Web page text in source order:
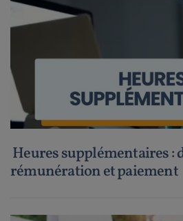
Heures supplémentaires
rémunération et paiement